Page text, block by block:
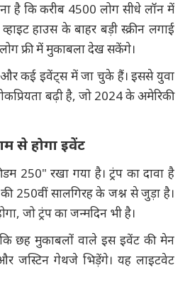
है कि करीब 4500 लोग सीधे लॉन में
हाउस के बाहर बड़ी स्क्रीन लगाई
फ्री में मुकाबला देख सकेंगे।
कई इवेंट्स में जा चुके हैं। इससे युवा
बढ़ी है, जो 2024 के अमेरिकी
से होगा इवेंट
250" रखा गया है। ट्रंप का दावा है
250वीं सालगिरह के जश्न से जुड़ा है।
जो ट्रंप का जन्मदिन भी है।
कि छह मुकाबलों वाले इस इवेंट की मेन
जस्टिन गेथजे भिड़ेंगे। यह लाइटवेट